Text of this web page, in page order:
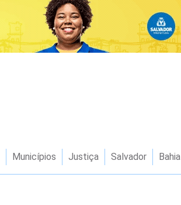
Municípios Justiça Salvador Bahia